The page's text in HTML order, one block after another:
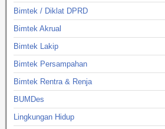
Bimtek / Diklat DPRD
Bimtek Akrual
Bimtek Lakip
Bimtek Persampahan
Bimtek Rentra & Renja
BUMDes
Lingkungan Hidup